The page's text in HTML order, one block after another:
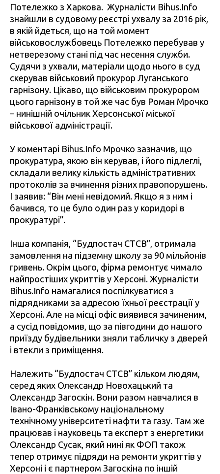
Потележко з Харкова. Журналісти Bihus.Info
знайшли в судовому реєстрі ухвалу за 2016 рік,
в якій йдеться, що на той момент
військовослужбовець Потележко перебував у
нетверезому стані під час несення служби.
Судячи з ухвали, матеріали щодо нього в суд
скерував військовий прокурор Луганського
гарнізону. Цікаво, що військовим прокурором
цього гарнізону в той же час був Роман Мрочко
– нинішній очільник Херсонської міської
військової адміністрації.
У коментарі Bihus.Infо Мрочко зазначив, що
прокуратура, якою він керував, і його підлеглі,
складали велику кількість адміністративних
протоколів за вчинення різних правопорушень.
І заявив: “Він мені невідомий. Якщо я з ним і
бачився, то це було один раз у коридорі в
прокуратурі”.
Інша компанія, “Будпостач СТСВ”, отримала
замовлення на підземну школу за 90 мільйонів
гривень. Окрім цього, фірма ремонтує чимало
найпростіших укриттів у Херсоні. Журналісти
Bihus.Info намагалися поспілкуватися з
підрядниками за адресою їхньої реєстрації у
Херсоні. Але на місці офіс виявився зачиненим,
а сусід повідомив, що за півгодини до нашого
приїзду будівельники зняли табличку з дверей
і втекли з приміщення.
Належить “Будпостач СТСВ” кільком людям,
серед яких Олександр Новохацький та
Олександр Загоскін. Вони разом навчалися в
Івано-Франківському національному
технічному університеті нафти та газу. Там же
працював і науковець та експерт з енергетики
Олександр Сусак, який нині як ФОП також
тепер отримує підряди на ремонти укриттів у
Херсоні і є партнером Загоскіна по іншій